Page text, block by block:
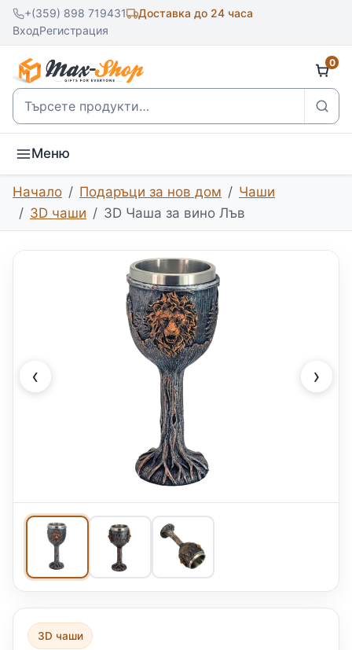
+(359) 898 719431
Доставка до 24 часа
ВходРегистрация
Търсене
0
Меню
Начало Подаръци за нов дом
Чаши
3D чаши
3D Чаша за вино Лъв
‹ ›
3D чаши